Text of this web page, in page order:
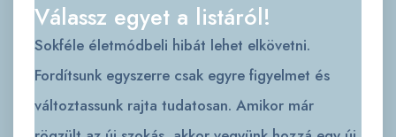
Válassz egyet a listáról!
Sokféle életmódbeli hibát lehet elkövetni.
Fordítsunk egyszerre csak egyre figyelmet és
változtassunk rajta tudatosan. Amikor már